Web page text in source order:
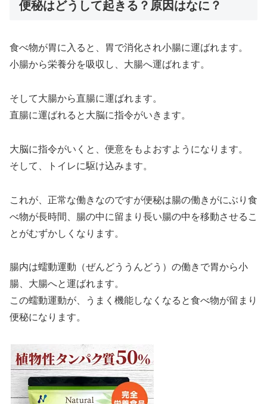
便秘はどうして起きる？原因はなに？
食べ物が胃に入ると、胃で消化され小腸に運ばれます。
小腸から栄養分を吸収し、大腸へ運ばれます。
そして大腸から直腸に運ばれます。
直腸に運ばれると大脳に指令がいきます。
大脳に指令がいくと、便意をもよおすようになります。
そして、トイレに駆け込みます。
これが、正常な働きなのですが便秘は腸の働きがにぶり食
べ物が長時間、腸の中に留まり長い腸の中を移動させるこ
とがむずかしくなります。
腸内は蠕動運動（ぜんどううんどう）の働きで胃から小
腸、大腸へと運ばれます。
この蠕動運動が、うまく機能しなくなると食べ物が留まり
便秘になります。